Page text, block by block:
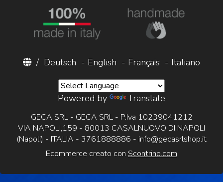
/ Deutsch - English - Français - Italiano
Powered by Translate
GECA SRL - GECA SRL - P.Iva 10239041212
VIA NAPOLI,159 - 80013 CASALNUOVO DI NAPOLI
(Napoli) - ITALIA - 3761888886 - info@gecasrlshop.it
Ecommerce creato con Scontrino.com